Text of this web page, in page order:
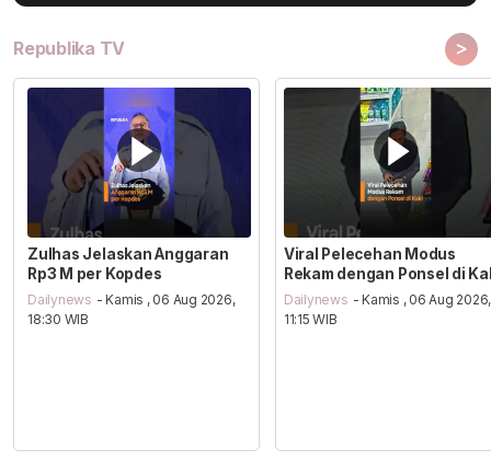
Republika TV >
Zulhas Jelaskan Anggaran
Rp3 M per Kopdes
Dailynews - Kamis , 06 Aug 2026,
18:30 WIB
Viral Pelecehan Modus
Rekam dengan Ponsel di
Dailynews - Kamis , 06 Aug 2026,
11:15 WIB